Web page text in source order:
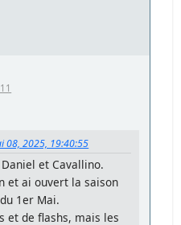
08, 2025, 19:40:55
et Cavallino.
et ai ouvert la saison
1er Mai.
et de flashs, mais les